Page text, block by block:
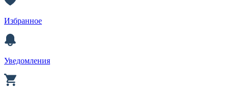
Избранное
Уведомления